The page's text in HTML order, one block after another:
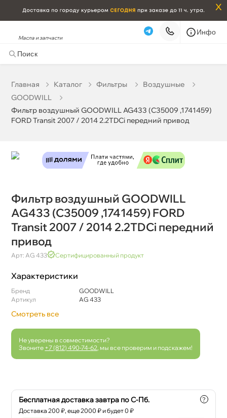
x
Масла и запчасти
Инфо
Главная Катало Фильтры
оздушные
GOODWILL
Фильтр воздушный GOODWILL AG433 (C35009 ,1741459)
FORD Transit 2007 / 2014 2.2TDCi передний привод
Фильтр воздушный GOODWILL
AG433 (C35009 ,1741459) FORD
Transit 2007 / 2014 2.2TDCi передний
привод
Арт: AG 433 Сертифицированный продукт
Характеристики
Бренд
GOODWILL
Артикул
AG 433
Смотреть все
Не уверены в совместимости?
Звоните +7 (812) 490-74-62 , мы все проверим и подскажем!
Бесплатная доставка завтра по С-Пб.
Доставка200 ₽, еще2000 ₽ и будет 0 ₽
?
Фильтр воздушный GOODWILL AG433 (C35009
привод
Бесплатная Завтра, 09.08 (при заказе от 2000₽)
Самовывоз
Карта Список